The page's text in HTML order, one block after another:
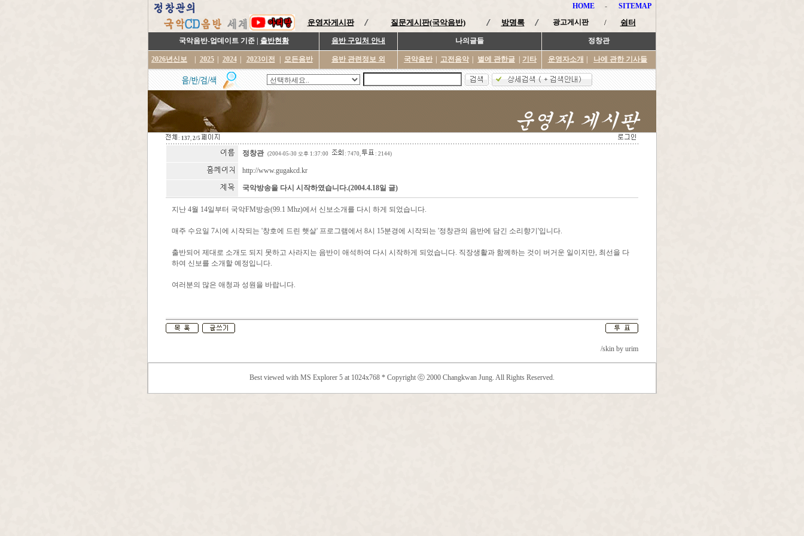
HOME - SITEMAP
운영자게시판 질문게시판(국악음반) 방명록 광고게시판 / 쉼터
국악음반-업데이트 기준 | 출반현황 음반 구입처 안내 나의글들 정창관
2026년신보 2025 2024 2023이전 모든음반 음반 관련정보 외 국악음반 고전음악 별에 관한글 기타 운영자소개 나에 관한 기사들
: 137, 2/5
정창관 (2004-05-30 오후 1:37:00 : 7470, : 2144)
http://www.gugakcd.kr
국악방송을 다시 시작하였습니다.(2004.4.18일 글)
지난 4월 14일부터 국악FM방송(99.1 Mhz)에서 신보소개를 다시 하게 되었습니다.
매주 수요일 7시에 시작되는 '창호에 드린 햇살' 프로그램에서 8시 15분경에 시작되는 '정창관의 음반에 담긴 소리향기'입니다.
출반되어 제대로 소개도 되지 못하고 사라지는 음반이 애석하여 다시 시작하게 되었습니다. 직장생활과 함께하는 것이 버거운 일이지만, 최선을 다
하여 신보를 소개할 예정입니다.
여러분의 많은 애청과 성원을 바랍니다.
/skin by urim
Best viewed with MS Explorer 5 at 1024x768 * Copyright ⓒ 2000 Changkwan Jung. All Rights Reserved.